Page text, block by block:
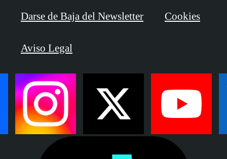
Darse de Baja del Newsletter Cookies
Aviso Legal